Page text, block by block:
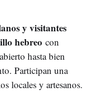
y visitantes
hebreo con
hasta bien
Participan una
locales y artesanos.